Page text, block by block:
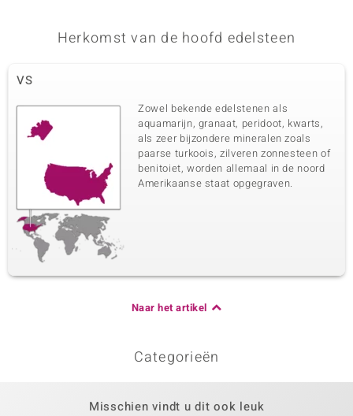
Herkomst van de hoofd edelsteen
VS
Zowel bekende edelstenen als
aquamarijn, granaat, peridoot, kwarts,
als zeer bijzondere mineralen zoals
paarse turkoois, zilveren zonnesteen of
benitoiet, worden allemaal in de noord
Amerikaanse staat opgegraven.
Naar het artikel
Categorieën
Misschien vindt u dit ook leuk